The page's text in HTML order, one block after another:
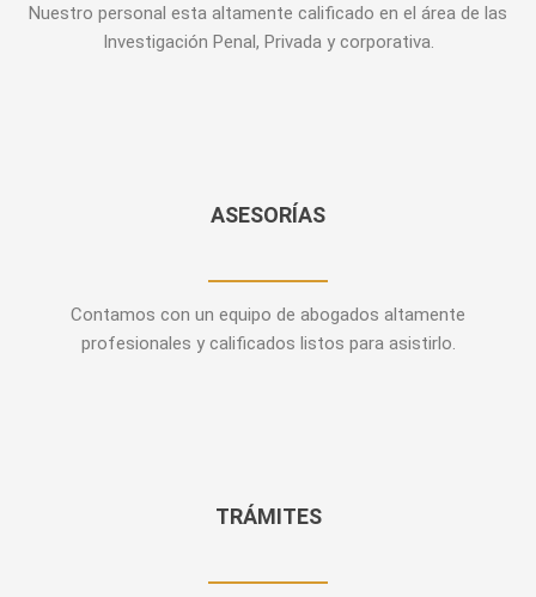
Nuestro personal esta altamente calificado en el área de las
Investigación Penal, Privada y corporativa.
ASESORÍAS
Contamos con un equipo de abogados altamente
profesionales y calificados listos para asistirlo.
TRÁMITES